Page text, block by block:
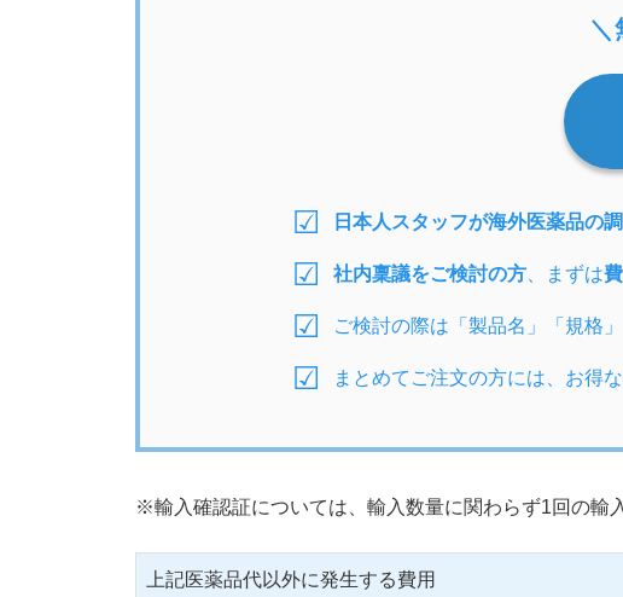
＼
日本人スタッフが海外医薬品の
社内稟議をご検討の方 、まずは
ご検討の際は「製品名」「規格
まとめてご注文の方には、お得
※輸入確認証については、輸入数量に関わらず1回の輸
上記医薬品代以外に発生する費用